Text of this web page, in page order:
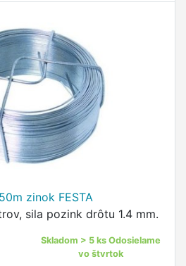
zinok FESTA
sila pozink drôtu 1.4 mm.
Skladom > 5 ks Odosielame
vo štvrtok